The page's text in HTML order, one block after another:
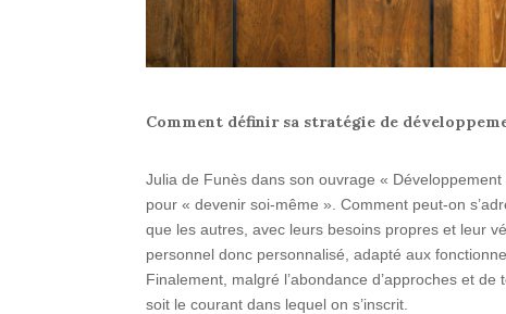
Comment définir sa stratégie de
Julia de Funès dans son ouvrage «
pour « devenir soi-même ». Comment peut-on
que les autres, avec leurs besoins propres et leur
personnel donc personnalisé, adapté aux
Finalement, malgré l’abondance d’approches et
soit le courant dans lequel on s’inscrit.